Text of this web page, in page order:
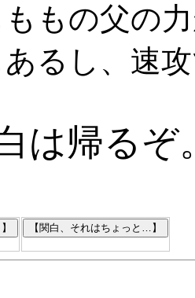
もの父の
るし、速
は帰るぞ